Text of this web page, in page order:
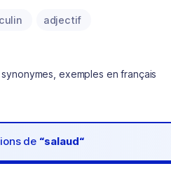
adjectif
exemples en français
de “salaud“